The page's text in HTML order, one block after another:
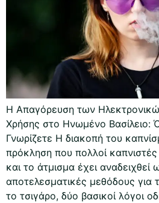
Η Απαγόρευση των
Χρήσης στο Ηνωμένο Βασίλειο:
Γνωρίζετε Η διακοπή του
πρόκληση που πολλοί καπνιστές
και το άτμισμα έχει αναδειχθεί
αποτελεσματικές μεθόδους για
το τσιγάρο, δύο βασικοί λόγοι